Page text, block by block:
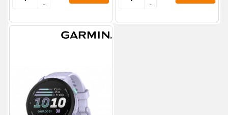
--
--